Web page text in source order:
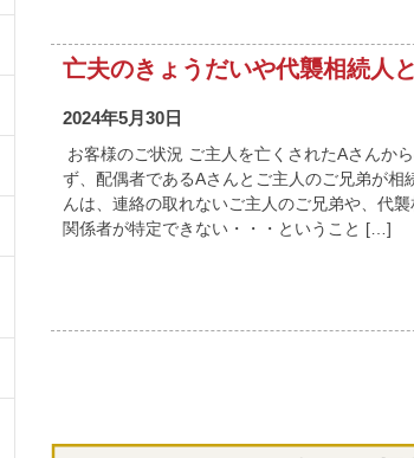
亡夫のきょうだいや代襲相続人
2024年5月30日
お客様のご状況 ご主人を亡くされたAさんか
ず、配偶者であるAさんとご主人のご兄弟が
んは、連絡の取れないご主人のご兄弟や、代
関係者が特定できない・・・ということ […]